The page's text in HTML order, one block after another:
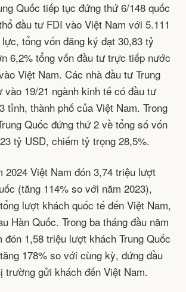
Quốc tiếp tục đứng thứ 6/148 quốc
đầu tư FDI vào Việt Nam với 5.111
tổng vốn đăng ký đạt 30,83 tỷ
6,2% tổng vốn đầu tư trực tiếp nước
Việt Nam. Các nhà đầu tư Trung
vào 19/21 ngành kinh tế có đầu tư
tỉnh, thành phố của Việt Nam. Trong
Quốc đứng thứ 2 về tổng số vốn
tỷ USD, chiếm tỷ trọng 28,5%.
2024 Việt Nam đón 3,74 triệu lượt
(tăng 114% so với năm 2023),
lượt khách quốc tế đến Việt Nam,
Hàn Quốc. Trong ba tháng đầu năm
đón 1,58 triệu lượt khách Trung Quốc
178% so với cùng kỳ, đứng đầu
trường gửi khách đến Việt Nam.